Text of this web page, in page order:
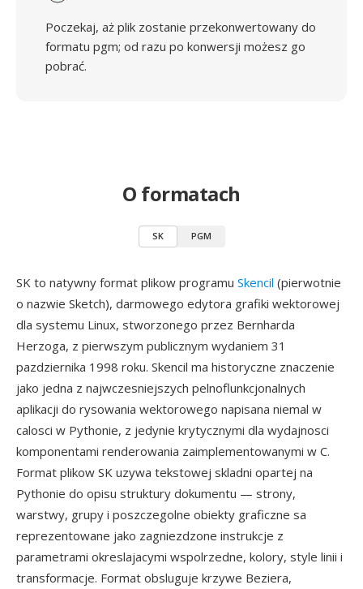
Poczekaj, aż plik zostanie przekonwertowany do
formatu pgm; od razu po konwersji możesz go
pobrać.
O formatach
SK PGM
SK to natywny format plikow programu Skencil (pierwotnie
o nazwie Sketch), darmowego edytora grafiki wektorowej
dla systemu Linux, stworzonego przez Bernharda
Herzoga, z pierwszym publicznym wydaniem 31
pazdziernika 1998 roku. Skencil ma historyczne znaczenie
jako jedna z najwczesniejszych pelnoflunkcjonalnych
aplikacji do rysowania wektorowego napisana niemal w
calosci w Pythonie, z jedynie krytycznymi dla wydajnosci
komponentami renderowania zaimplementowanymi w C.
Format plikow SK uzywa tekstowej skladni opartej na
Pythonie do opisu struktury dokumentu — strony,
warstwy, grupy i poszczegolne obiekty graficzne sa
reprezentowane jako zagniezdzone instrukcje z
parametrami okreslajacymi wspolrzedne, kolory, style linii i
transformacje. Format obsluguje krzywe Beziera,